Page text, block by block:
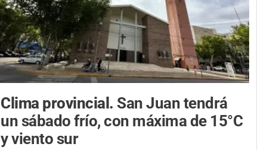
Clima provincial. San Juan tendrá
un sábado frío, con máxima de 15°C
y viento sur